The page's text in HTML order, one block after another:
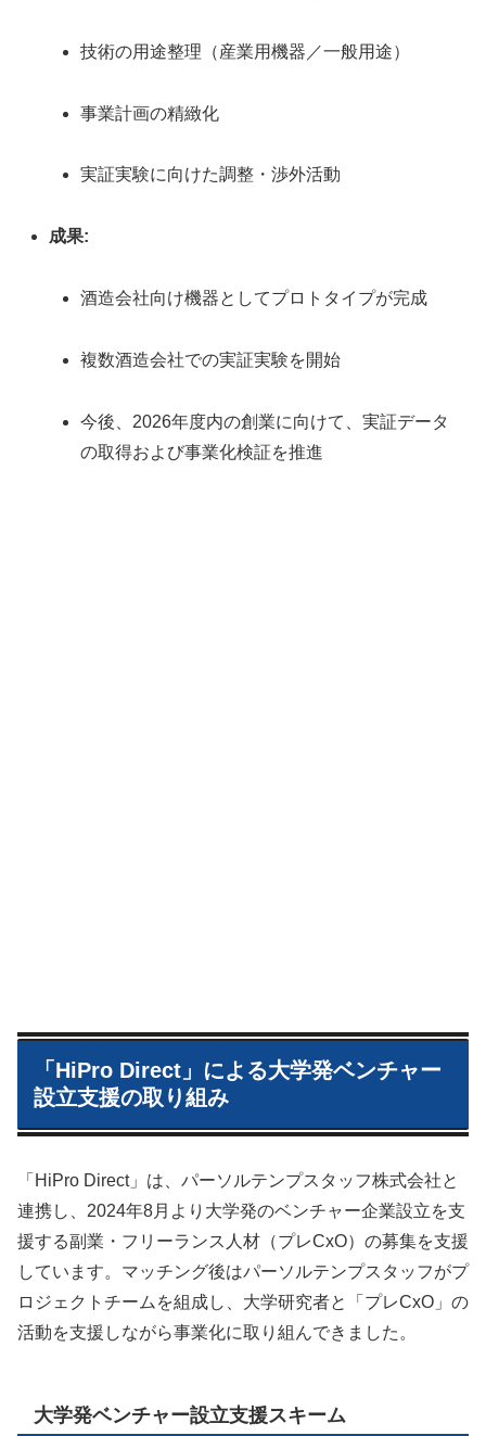
技術の用途整理（産業用機器／一般用途）
事業計画の精緻化
実証実験に向けた調整・渉外活動
成果:
酒造会社向け機器としてプロトタイプが完成
複数酒造会社での実証実験を開始
今後、2026年度内の創業に向けて、実証データ
の取得および事業化検証を推進
「HiPro Direct」による大学発ベンチャー
設立支援の取り組み
「HiPro Direct」は、パーソルテンプスタッフ株式会社と
連携し、2024年8月より大学発のベンチャー企業設立を支
援する副業・フリーランス人材（プレCxO）の募集を支援
しています。マッチング後はパーソルテンプスタッフがプ
ロジェクトチームを組成し、大学研究者と「プレCxO」の
活動を支援しながら事業化に取り組んできました。
大学発ベンチャー設立支援スキーム